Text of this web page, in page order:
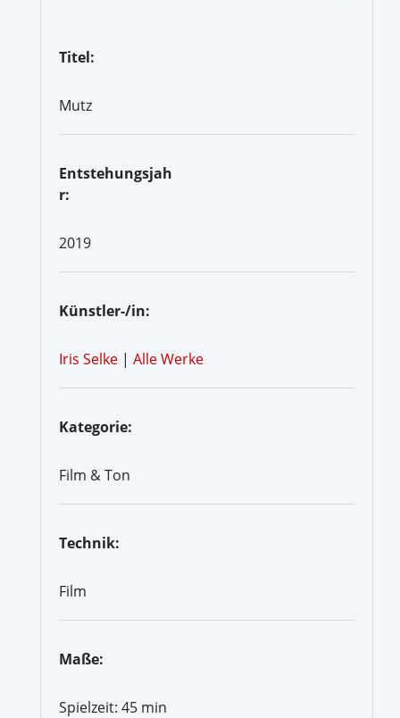
Titel:
Mutz
Entstehungsjah
r:
2019
Künstler-/in:
Iris Selke | Alle Werke
Kategorie:
Film & Ton
Technik:
Film
Maße:
Spielzeit: 45 min